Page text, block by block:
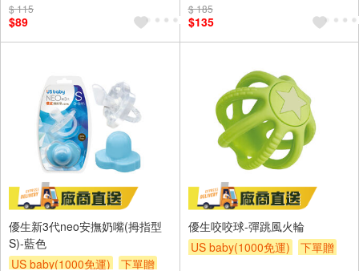
$ 115
$89
滿額贈
$ 185
$135
優生新3代neo安撫奶嘴(拇指型
S)-藍色
US baby(1000免運)
下單贈
優生咬咬球-彈跳風火輪
US baby(1000免運)
下單贈